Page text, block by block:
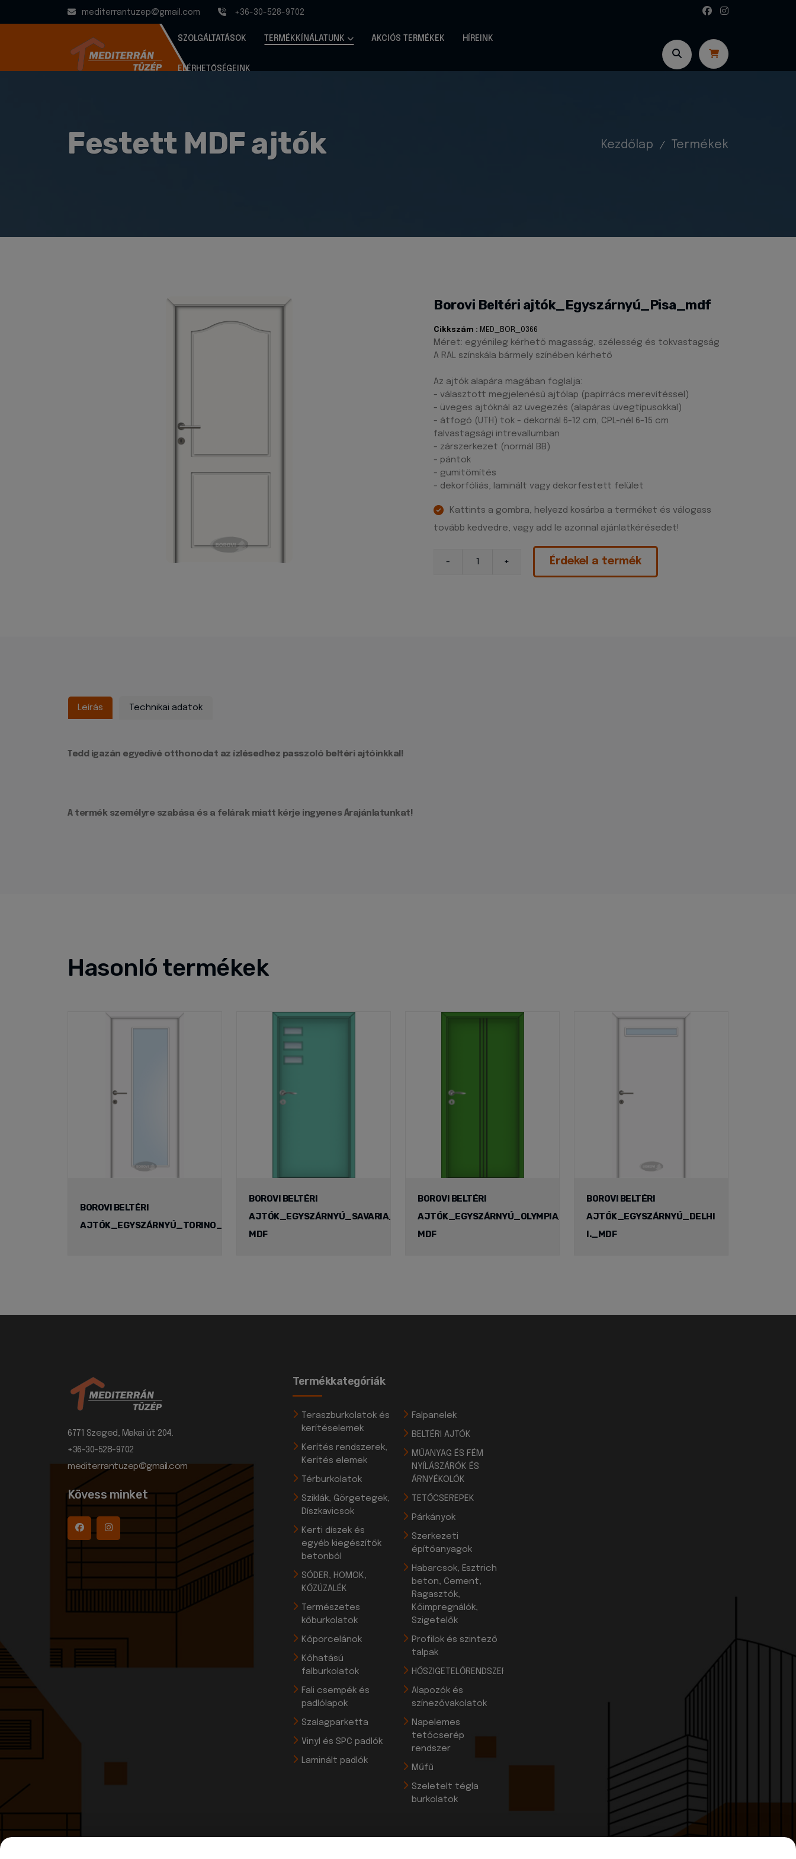
mediterrantuzep@gmail.com +36-30-528-9702
SZOLGÁLTATÁSOK TERMÉKKÍNÁLATUNK AKCIÓS TERMÉKEK HÍREINK
ELÉRHETŐSÉGEINK
Festett MDF ajtók Kezdőlap Termékek
Borovi Beltéri ajtók_Egyszárnyú_Pisa_mdf
Cikkszám : MED_BOR_0366
Méret: egyénileg kérhető magasság, szélesség és tokvastagság
A RAL színskála bármely színében kérhető
Az ajtók alapára magában foglalja:
- választott megjelenésű ajtólap (papírrács merevítéssel)
- üveges ajtóknál az üvegezés (alapáras üvegtípusokkal)
- átfogó (UTH) tok - dekornál 6-12 cm, CPL-nél 6-15 cm
falvastagsági intrevallumban
- zárszerkezet (normál BB)
- pántok
- gumitömítés
- dekorfóliás, laminált vagy dekorfestett felület
Kattints a gombra, helyezd kosárba a terméket és válogass
tovább kedvedre, vagy add le azonnal ajánlatkérésedet!
Érdekel a termék
Leírás Technikai adatok
Tedd igazán egyedivé otthonodat az ízlésedhez passzoló beltéri ajtóinkkal!
A termék személyre szabása és a felárak miatt kérje ingyenes Árajánlatunkat!
Hasonló termékek
BOROVI BELTÉRI
AJTÓK_EGYSZÁRNYÚ_TORINO_MDF
BOROVI BELTÉRI
AJTÓK_EGYSZÁRNYÚ_SAVARIA_
MDF
BOROVI BELTÉRI
AJTÓK_EGYSZÁRNYÚ_OLYMPIA_
MDF
BOROVI BELTÉRI
AJTÓK_EGYSZÁRNYÚ_DELHI
I._MDF
6771 Szeged, Makai út 204.
+36-30-528-9702
mediterrantuzep@gmail.com
Kövess minket
Termékkategóriák
Teraszburkolatok és
kerítéselemek
Kerítés rendszerek,
Kerítés elemek
Térburkolatok
Sziklák, Görgetegek,
Díszkavicsok
Kerti díszek és
egyéb kiegészítők
betonból
SÓDER, HOMOK,
KŐZÚZALÉK
Természetes
kőburkolatok
Kőporcelánok
Kőhatású
falburkolatok
Fali csempék és
padlólapok
Szalagparketta
Vinyl és SPC padlók
Laminált padlók
Falpanelek
BELTÉRI AJTÓK
MŰANYAG ÉS FÉM
NYÍLÁSZÁRÓK ÉS
ÁRNYÉKOLÓK
TETŐCSEREPEK
Párkányok
Szerkezeti
építőanyagok
Habarcsok, Esztrich
beton, Cement,
Ragasztók,
Kőimpregnálók,
Szigetelők
Profilok és szintező
talpak
HŐSZIGETELŐRENDSZEREK
Alapozók és
színezővakolatok
Napelemes
tetőcserép
rendszer
Műfű
Szeletelt tégla
burkolatok